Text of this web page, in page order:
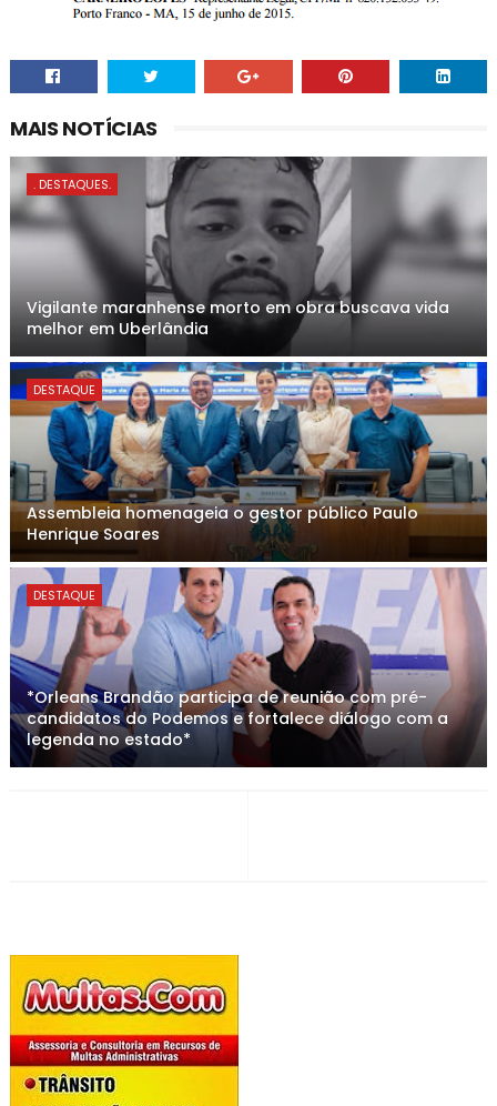
MAIS NOTÍCIAS
. DESTAQUES.
Vigilante maranhense morto em obra buscava vida
melhor em Uberlândia
DESTAQUE
Assembleia homenageia o gestor público Paulo
Henrique Soares
DESTAQUE
*Orleans Brandão participa de reunião com pré-
candidatos do Podemos e fortalece diálogo com a
legenda no estado*